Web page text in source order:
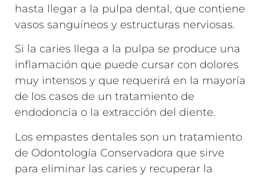
hasta llegar a la pulpa dental, que contiene
vasos sanguíneos y estructuras nerviosas.
Si la caries llega a la pulpa se produce una
inflamación que puede cursar con dolores
muy intensos y que requerirá en la mayoría
de los casos de un tratamiento de
endodoncia o la extracción del diente.
Los empastes dentales son un tratamiento
de Odontología Conservadora que sirve
para eliminar las caries y recuperar la